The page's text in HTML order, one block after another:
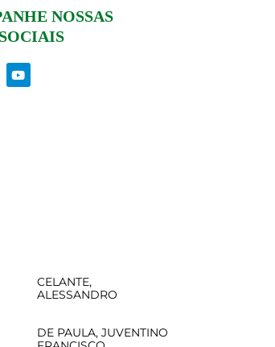
NOSSAS
CELANTE,
ALESSANDRO
DE PAULA, JUVENTINO